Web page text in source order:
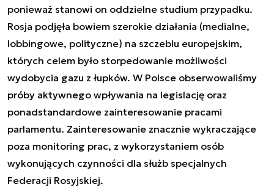
ponieważ stanowi on oddzielne studium przypadku.
Rosja podjęła bowiem szerokie działania (medialne,
lobbingowe, polityczne) na szczeblu europejskim,
których celem było storpedowanie możliwości
wydobycia gazu z łupków. W Polsce obserwowaliśmy
próby aktywnego wpływania na legislację oraz
ponadstandardowe zainteresowanie pracami
parlamentu. Zainteresowanie znacznie wykraczające
poza monitoring prac, z wykorzystaniem osób
wykonujących czynności dla służb specjalnych
Federacji Rosyjskiej.